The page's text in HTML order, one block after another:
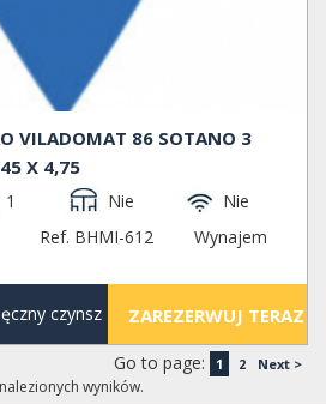
VILADOMAT 86 SOTANO 3
X 4,75
1 Nie
Nie
Ref. BHMI-612
Wynajem
czynsz ZAREZERWUJ TERAZ
Go to page: 1 2 Next >
wyników.